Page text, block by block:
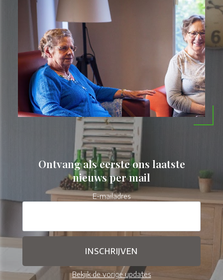
Ontvang als eerste ons laatste
nieuws per mail
E-mailadres
Bekijk de vorige updates